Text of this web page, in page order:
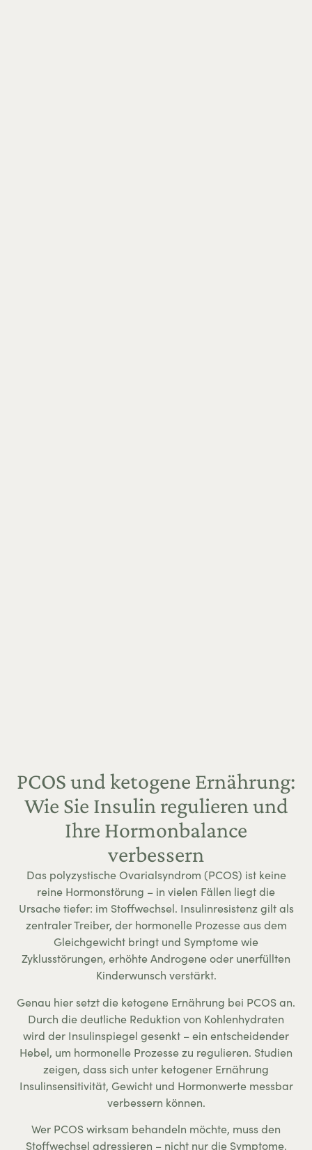
PCOS und ketogene Ernährung:
Wie Sie Insulin regulieren und
Ihre Hormonbalance
verbessern
Das polyzystische Ovarialsyndrom (PCOS) ist keine
reine Hormonstörung – in vielen Fällen liegt die
Ursache tiefer: im Stoffwechsel. Insulinresistenz gilt als
zentraler Treiber, der hormonelle Prozesse aus dem
Gleichgewicht bringt und Symptome wie
Zyklusstörungen, erhöhte Androgene oder unerfüllten
Kinderwunsch verstärkt.
Genau hier setzt die ketogene Ernährung bei PCOS an.
Durch die deutliche Reduktion von Kohlenhydraten
wird der Insulinspiegel gesenkt – ein entscheidender
Hebel, um hormonelle Prozesse zu regulieren. Studien
zeigen, dass sich unter ketogener Ernährung
Insulinsensitivität, Gewicht und Hormonwerte messbar
verbessern können.
Wer PCOS wirksam behandeln möchte, muss den
Stoffwechsel adressieren – nicht nur die Symptome.